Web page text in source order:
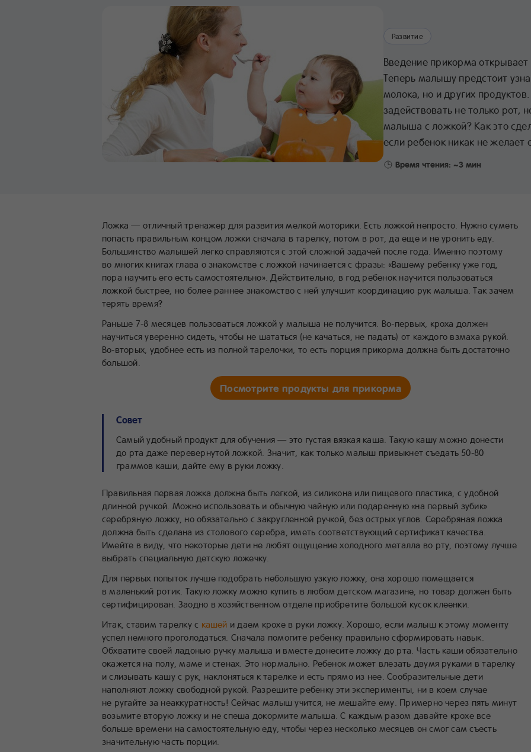
Развитие
Введение прикорма
Теперь малышу предстоит
молока, но и других
задействовать не только рот,
малыша с ложкой? Как это
если ребенок никак не желает
Время чтения: ~3 мин
Ложка — отличный тренажер для развития мелкой моторики. Есть ложкой непросто. Нужно суметь
попасть правильным концом ложки сначала в тарелку, потом в рот, да еще и не уронить еду.
Большинство малышей легко справляются с этой сложной задачей после года. Именно поэтому
во многих книгах глава о знакомстве с ложкой начинается с фразы: «Вашему ребенку уже год,
пора научить его есть самостоятельно». Действительно, в год ребенок научится пользоваться
ложкой быстрее, но более раннее знакомство с ней улучшит координацию рук малыша. Так зачем
терять время?
Раньше 7-8 месяцев пользоваться ложкой у малыша не получится. Во-первых, кроха должен
научиться уверенно сидеть, чтобы не шататься (не качаться, не падать) от каждого взмаха рукой.
Во-вторых, удобнее есть из полной тарелочки, то есть порция прикорма должна быть достаточно
большой.
Посмотрите продукты для прикорма
Совет
Самый удобный продукт для обучения — это густая вязкая каша. Такую кашу можно донести
до рта даже перевернутой ложкой. Значит, как только малыш привыкнет съедать 50-80
граммов каши, дайте ему в руки ложку.
Правильная первая ложка должна быть легкой, из силикона или пищевого пластика, с удобной
длинной ручкой. Можно использовать и обычную чайную или подаренную «на первый зубик»
серебряную ложку, но обязательно с закругленной ручкой, без острых углов. Серебряная ложка
должна быть сделана из столового серебра, иметь соответствующий сертификат качества.
Имейте в виду, что некоторые дети не любят ощущение холодного металла во рту, поэтому лучше
выбрать специальную детскую ложечку.
Для первых попыток лучше подобрать небольшую узкую ложку, она хорошо помещается
в маленький ротик. Такую ложку можно купить в любом детском магазине, но товар должен быть
сертифицирован. Заодно в хозяйственном отделе приобретите большой кусок клеенки.
Итак, ставим тарелку с кашей и даем крохе в руки ложку. Хорошо, если малыш к этому моменту
успел немного проголодаться. Сначала помогите ребенку правильно сформировать навык.
Обхватите своей ладонью ручку малыша и вместе донесите ложку до рта. Часть каши обязательно
окажется на полу, маме и стенах. Это нормально. Ребенок может влезать двумя руками в тарелку
и слизывать кашу с рук, наклоняться к тарелке и есть прямо из нее. Сообразительные дети
наполняют ложку свободной рукой. Разрешите ребенку эти эксперименты, ни в коем случае
не ругайте за неаккуратность! Сейчас малыш учится, не мешайте ему. Примерно через пять минут
возьмите вторую ложку и не спеша докормите малыша. С каждым разом давайте крохе все
больше времени на самостоятельную еду, чтобы через несколько месяцев он смог сам съесть
значительную часть порции.